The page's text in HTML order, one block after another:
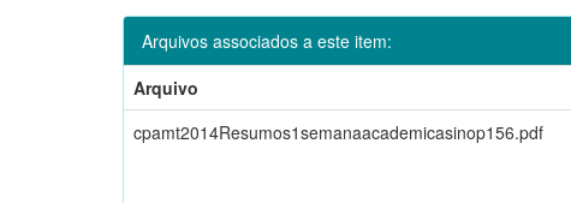
Arquivos associados a este item:
Arquivo
cpamt2014Resumos1semanaacademicasinop156.pdf